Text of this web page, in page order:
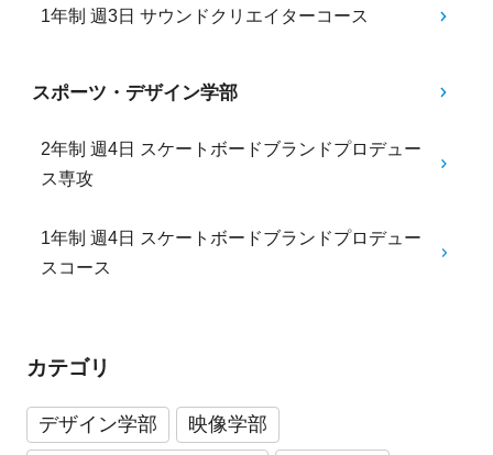
1年制 週3日 サウンドクリエイターコース
スポーツ・デザイン学部
2年制 週4日 スケートボードブランドプロデュー
ス専攻
1年制 週4日 スケートボードブランドプロデュー
スコース
カテゴリ
デザイン学部
映像学部